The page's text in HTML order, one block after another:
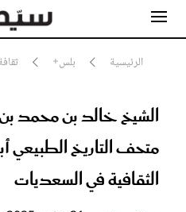
الرئيسية بلس+
الشيخ خالد بن محمد بن
متحف التاريخ الطبيعي
الثقافية في السعديات
مشاهير
جمال
سيدتي وطفلك